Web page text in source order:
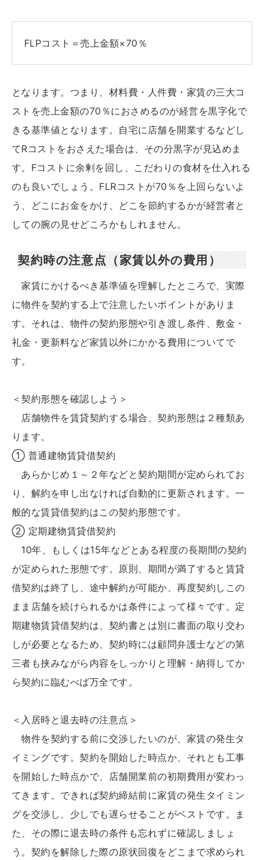
FLPコスト＝売上金額×70％
となります。つまり、材料費・人件費・家賃の三大コ
ストを売上金額の70％におさめるのが経営を黒字化で
きる基準値となります。自宅に店舗を開業するなどし
てRコストをおさえた場合は、その分黒字が見込めま
す。Fコストに余剰を回し、こだわりの食材を仕入れる
のも良いでしょう。FLRコストが70％を上回らないよ
う、どこにお金をかけ、どこを節約するかが経営者と
しての腕の見せどころかもしれません。
契約時の注意点（家賃以外の費用）
家賃にかけるべき基準値を理解したところで、実際
に物件を契約する上で注意したいポイントがありま
す。それは、物件の契約形態や引き渡し条件、敷金・
礼金・更新料など家賃以外にかかる費用についてで
す。
＜契約形態を確認しよう＞
店舗物件を賃貸契約する場合、契約形態は２種類あ
ります。
① 普通建物賃貸借契約
あらかじめ１～２年などと契約期間が定められてお
り、解約を申し出なければ自動的に更新されます。一
般的な賃貸借契約はこの契約形態です。
② 定期建物賃貸借契約
10年、もしくは15年などとある程度の長期間の契約
が定められた形態です。原則、期間が満了すると賃貸
借契約は終了し、途中解約が可能か、再度契約しこの
まま店舗を続けられるかは条件によって様々です。定
期建物賃貸借契約は、契約書とは別に書面の取り交わ
しが必要となるため、契約時には顧問弁護士などの第
三者も挟みながら内容をしっかりと理解・納得してか
ら契約に臨むべば万全です。
＜入居時と退去時の注意点＞
物件を契約する前に交渉したいのが、家賃の発生タ
イミングです。契約を開始した時点か、それとも工事
を開始した時点かで、店舗開業前の初期費用が変わっ
てきます。できれば契約締結前に家賃の発生タイミン
グを交渉し、少しでも遅らせることがベストです。ま
た、その際に退去時の条件も忘れずに確認しましょ
う。契約を解除した際の原状回復をどこまで求められ